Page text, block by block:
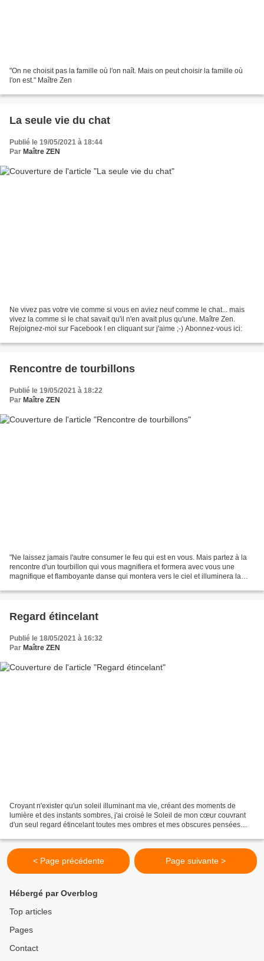
"On ne choisit pas la famille où l'on naît. Mais on peut choisir la famille où
l'on est." Maître Zen
La seule vie du chat
Publié le 19/05/2021 à 18:44
Par Maître ZEN
Ne vivez pas votre vie comme si vous en aviez neuf comme le chat... mais
vivez la comme si le chat savait qu'il n'en avait plus qu'une. Maître Zen.
Rejoignez-moi sur Facebook ! en cliquant sur j'aime ;-) Abonnez-vous ici:
Rencontre de tourbillons
Publié le 19/05/2021 à 18:22
Par Maître ZEN
"Ne laissez jamais l'autre consumer le feu qui est en vous. Mais partez à la
rencontre d'un tourbillon qui vous magnifiera et formera avec vous une
magnifique et flamboyante danse qui montera vers le ciel et illuminera la
Regard étincelant
Publié le 18/05/2021 à 16:32
Par Maître ZEN
Croyant n'exister qu'un soleil illuminant ma vie, créant des moments de
lumière et des instants sombres, j'ai croisé le Soleil de mon cœur couvrant
d'un seul regard étincelant toutes mes ombres et mes obscures pensées....
< Page précédente Page suivante >
Hébergé par Overblog
Top articles
Pages
Contact